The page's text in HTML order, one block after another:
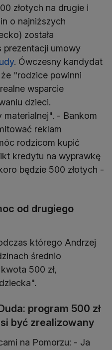
złotych na drugie i
o najniższych
została
prezentacji umowy
. Ówczesny kandydat
"rodzice powinni
wsparcie
dzieci.
materialnej". - Bankom
reklam
rodzicom kupić
kredytu na wyprawkę
będzie 500 złotych -
od drugiego
którego Andrzej
średnio
500 zł,
program 500 zł
być zrealizowany
na Pomorzu: - Ja